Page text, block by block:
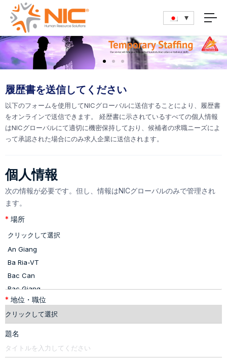
履歴書を送信してください
以下のフォームを使用してNICグローバルに送信することにより、履歴書
をオンラインで送信できます。 経歴書に示されているすべての個人情報
はNICグローバルにて適切に機密保持しており、候補者の求職ニーズによ
って承認された場合にのみ求人企業に送信されます。
個人情報
次の情報が必要です。但し、情報はNICグローバルのみで管理され
ます。
* 場所
* 地位・職位
題名